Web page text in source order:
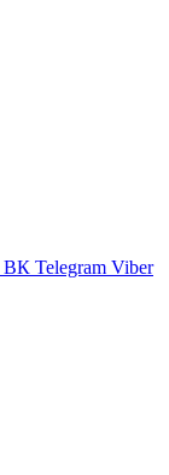
ВК Telegram Viber